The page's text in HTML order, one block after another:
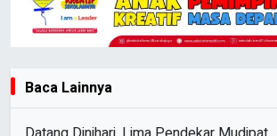
Baca Lainnya